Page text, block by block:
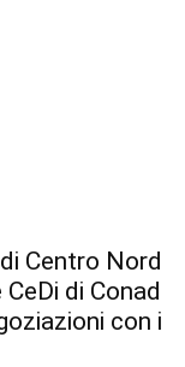
Centro Nord
di Conad
con i